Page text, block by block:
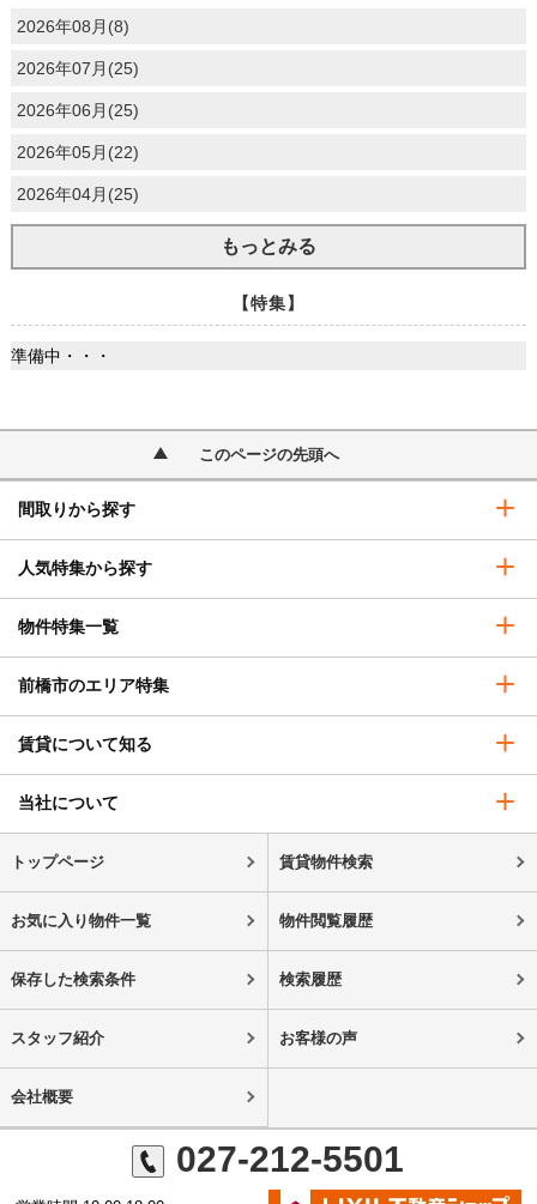
2026年08月(8)
2026年07月(25)
2026年06月(25)
2026年05月(22)
2026年04月(25)
もっとみる
【特集】
準備中・・・
このページの先頭へ
間取りから探す
人気特集から探す
物件特集一覧
前橋市のエリア特集
賃貸について知る
当社について
トップページ 賃貸物件検索
お気に入り物件一覧 物件閲覧履歴
保存した検索条件 検索履歴
スタッフ紹介 お客様の声
会社概要
027-212-5501